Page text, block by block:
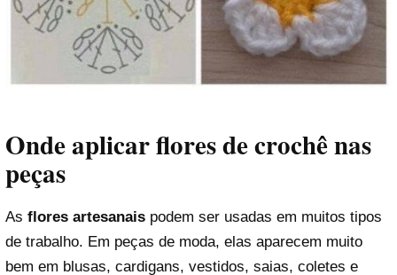
Onde aplicar flores de crochê nas
peças
As flores artesanais podem ser usadas em muitos tipos
de trabalho. Em peças de moda, elas aparecem muito
bem em blusas, cardigans, vestidos, saias, coletes e